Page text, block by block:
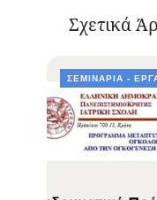
Σχετικά
ΣΕΜΙΝΆΡΙΑ -